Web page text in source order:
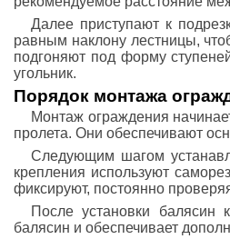
Далее приступают к
равным наклону лестницы,
подгоняют под форму
угольник.
Порядок монтажа
Монтаж ограждения
пролета. Они обеспечивают
Следующим шагом
крепления используют
фиксируют, постоянно
После установки балясин
балясин и обеспечивает